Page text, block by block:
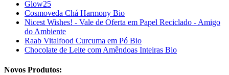
Glow25
Cosmoveda Chá Harmony Bio
Nicest Wishes! - Vale de Oferta em Papel Reciclado - Amigo
do Ambiente
Raab Vitalfood Curcuma em Pó Bio
Chocolate de Leite com Amêndoas Inteiras Bio
Novos Produtos: